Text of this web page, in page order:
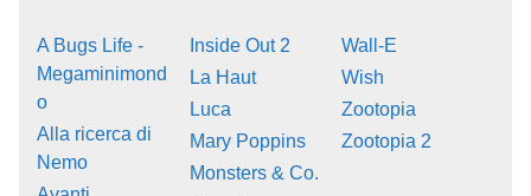
A Bugs Life -
Megaminimond
o
Alla ricerca di
Nemo
Inside Out 2
La Haut
Luca
Mary Poppins
Monsters & Co.
Wall-E
Wish
Zootopia
Zootopia 2